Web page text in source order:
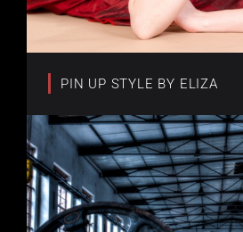
PIN UP STYLE BY ELIZA